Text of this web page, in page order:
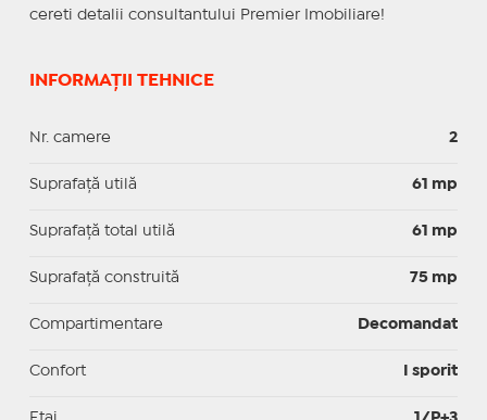
cereti detalii consultantului Premier Imobiliare!
INFORMAȚII TEHNICE
Nr. camere 2
Suprafaţă utilă 61 mp
Suprafaţă total utilă 61 mp
Suprafaţă construită 75 mp
Compartimentare Decomandat
Confort I sporit